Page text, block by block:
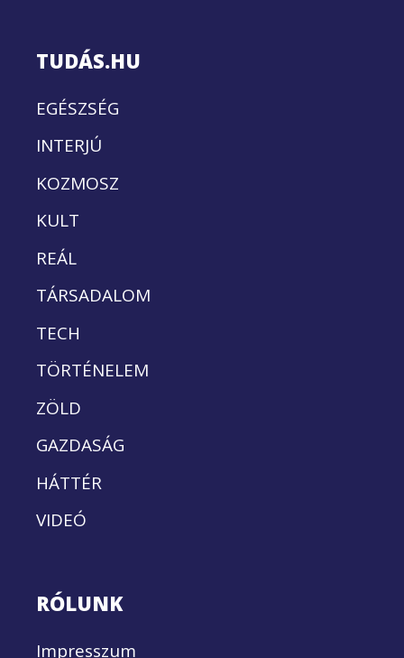
TUDÁS.HU
EGÉSZSÉG
INTERJÚ
KOZMOSZ
KULT
REÁL
TÁRSADALOM
TECH
TÖRTÉNELEM
ZÖLD
GAZDASÁG
HÁTTÉR
VIDEÓ
RÓLUNK
Impresszum